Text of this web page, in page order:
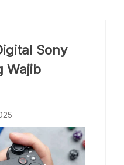
Sony
Wajib